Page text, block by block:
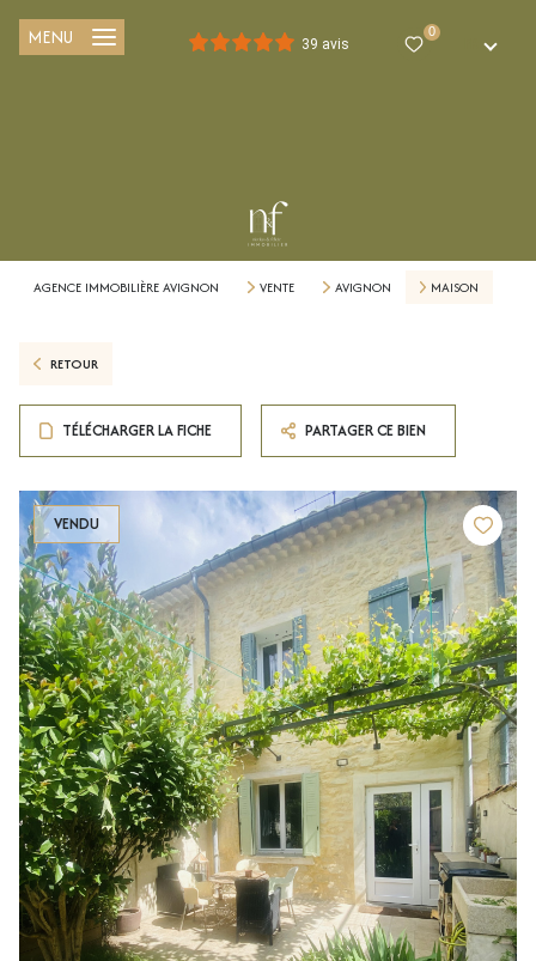
39 avis
0
MENU
AGENCE IMMOBILIÈRE AVIGNON VENTE AVIGNON MAISON
RETOUR
TÉLÉCHARGER LA FICHE PARTAGER CE BIEN
VENDU